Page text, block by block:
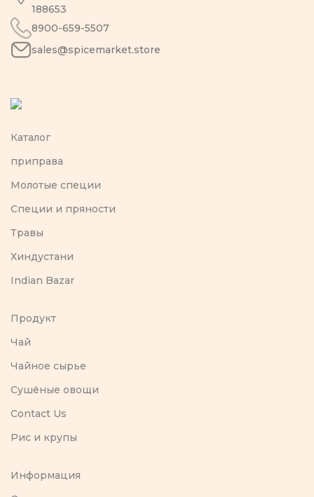
188653
8900-659-5507
sales@spicemarket.store
Каталог
приправа
Молотые специи
Специи и пряности
Травы
Хиндустани
Indian Bazar
Продукт
Чай
Чайное сырье
Сушёные овощи
Contact Us
Рис и крупы
Информация